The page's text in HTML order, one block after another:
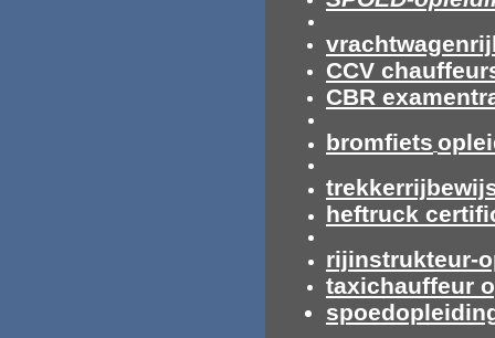
CCV
CBR
bromfiets
heftruck
rijinstrukteur-
taxichauffeur